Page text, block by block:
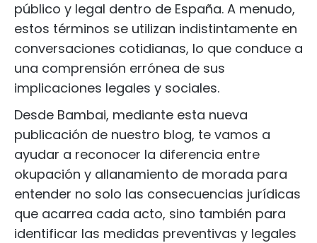
público y legal dentro de España. A menudo,
estos términos se utilizan indistintamente en
conversaciones cotidianas, lo que conduce a
una comprensión errónea de sus
implicaciones legales y sociales.
Desde Bambai, mediante esta nueva
publicación de nuestro blog, te vamos a
ayudar a reconocer la diferencia entre
okupación y allanamiento de morada para
entender no solo las consecuencias jurídicas
que acarrea cada acto, sino también para
identificar las medidas preventivas y legales